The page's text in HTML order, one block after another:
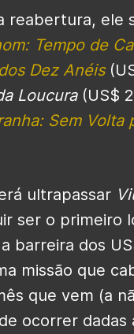
reabertura, ele
Tempo de
Dez Anéis
Loucura(US$
Sem Volta
ultrapassar
ser o primeiro
barreira dos
missão que
que vem (a
ocorrer dadas